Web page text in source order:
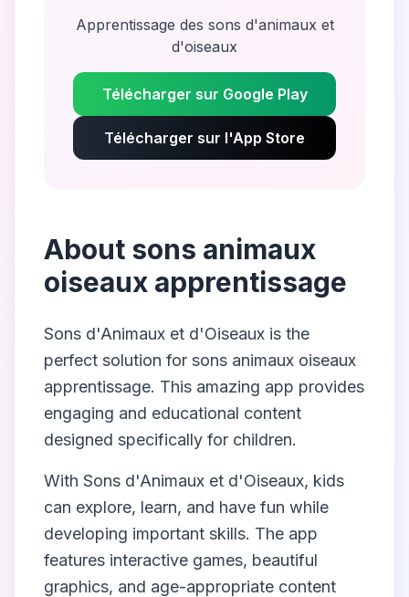
Apprentissage des sons d'animaux et
d'oiseaux
Télécharger sur Google Play
Télécharger sur l'App Store
About sons animaux
oiseaux apprentissage
Sons d'Animaux et d'Oiseaux is the
perfect solution for sons animaux oiseaux
apprentissage. This amazing app provides
engaging and educational content
designed specifically for children.
With Sons d'Animaux et d'Oiseaux, kids
can explore, learn, and have fun while
developing important skills. The app
features interactive games, beautiful
graphics, and age-appropriate content